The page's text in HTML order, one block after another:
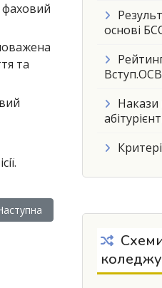
фаховий
та
стаття: Терміни
основі
Накази
коледжу